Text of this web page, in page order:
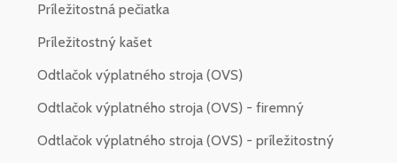
Príležitostná pečiatka
Príležitostný kašet
Odtlačok výplatného stroja (OVS)
Odtlačok výplatného stroja (OVS) - firemný
Odtlačok výplatného stroja (OVS) - príležitostný